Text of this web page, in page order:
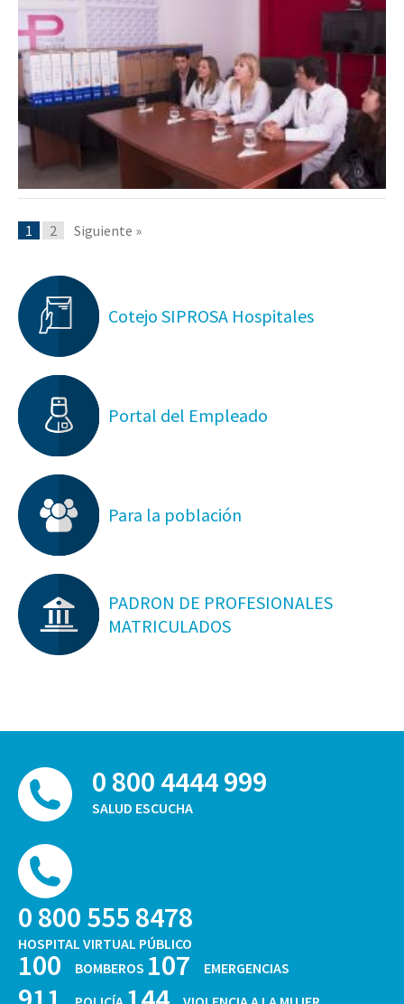
1 2 Siguiente »
Cotejo SIPROSA Hospitales
Portal del Empleado
Para la población
PADRON DE PROFESIONALES
MATRICULADOS
0 800 4444 999
SALUD ESCUCHA
0 800 555 8478
HOSPITAL VIRTUAL PÚBLICO
100 BOMBEROS 107 EMERGENCIAS